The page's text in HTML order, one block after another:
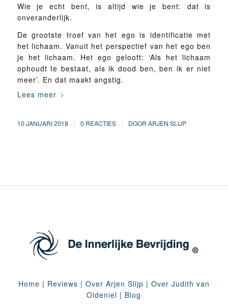
Wie je echt bent, is altijd wie je bent: dat is
onveranderlijk.
De grootste troef van het ego is identificatie met
het lichaam. Vanuit het perspectief van het ego ben
je het lichaam. Het ego gelooft: ‘Als het lichaam
ophoudt te bestaat, als ik dood ben, ben ik er niet
meer’. En dat maakt angstig.
Lees meer
10 JANUARI 2018 / 0 REACTIES / DOOR ARJEN SLIJP
Home | Reviews | Over Arjen Slijp | Over Judith van
Oldeniel | Blog